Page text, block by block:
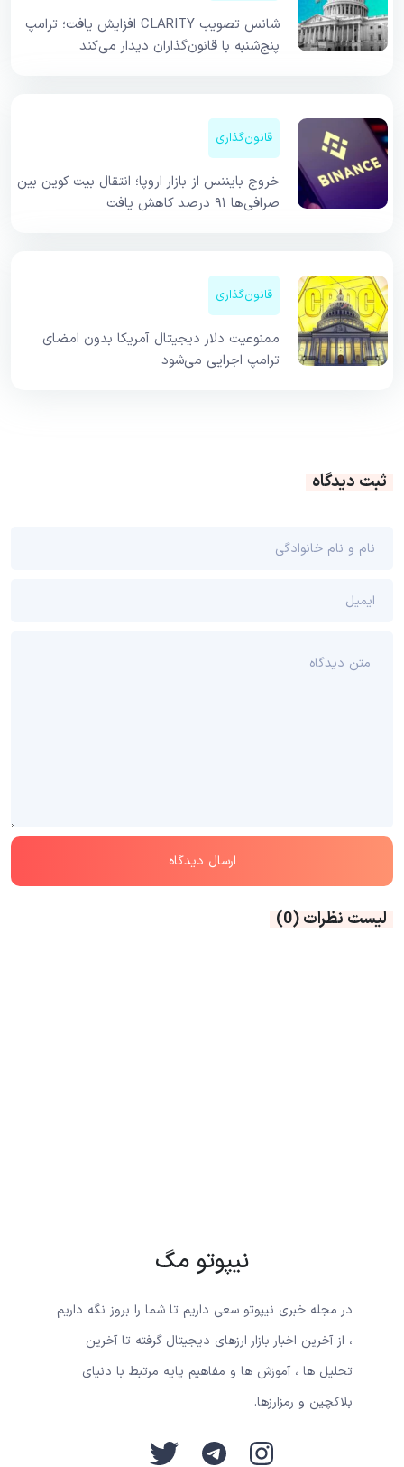
شانس تصویب CLARITY افزایش یافت؛ ترامپ
پنج‌شنبه با قانون‌گذاران دیدار می‌کند
قانون‌گذاری
خروج بایننس از بازار اروپا؛ انتقال بیت کوین بین
صرافی‌ها ۹۱ درصد کاهش یافت
قانون‌گذاری
ممنوعیت دلار دیجیتال آمریکا بدون امضای
ترامپ اجرایی می‌شود
ثبت دیدگاه
لیست نظرات(0)
نیپوتو مگ
در مجله خبری نیپوتو سعی داریم تا شما را بروز نگه داریم
، از آخرین اخبار بازار ارزهای دیجیتال گرفته تا آخرین
تحلیل ها ، آموزش ها و مفاهیم پایه مرتبط با دنیای
بلاکچین و رمزارزها.